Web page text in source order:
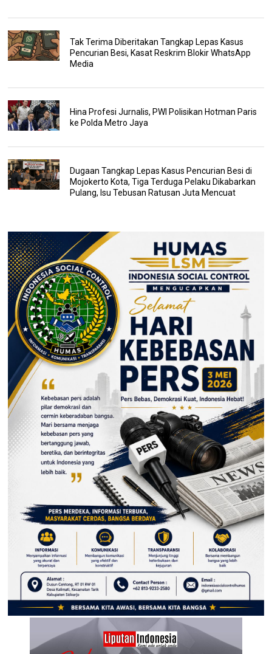
Tak Terima Diberitakan Tangkap Lepas Kasus
Pencurian Besi, Kasat Reskrim Blokir WhatsApp
Media
Hina Profesi Jurnalis, PWI Polisikan Hotman Paris
ke Polda Metro Jaya
Dugaan Tangkap Lepas Kasus Pencurian Besi di
Mojokerto Kota, Tiga Terduga Pelaku Dikabarkan
Pulang, Isu Tebusan Ratusan Juta Mencuat